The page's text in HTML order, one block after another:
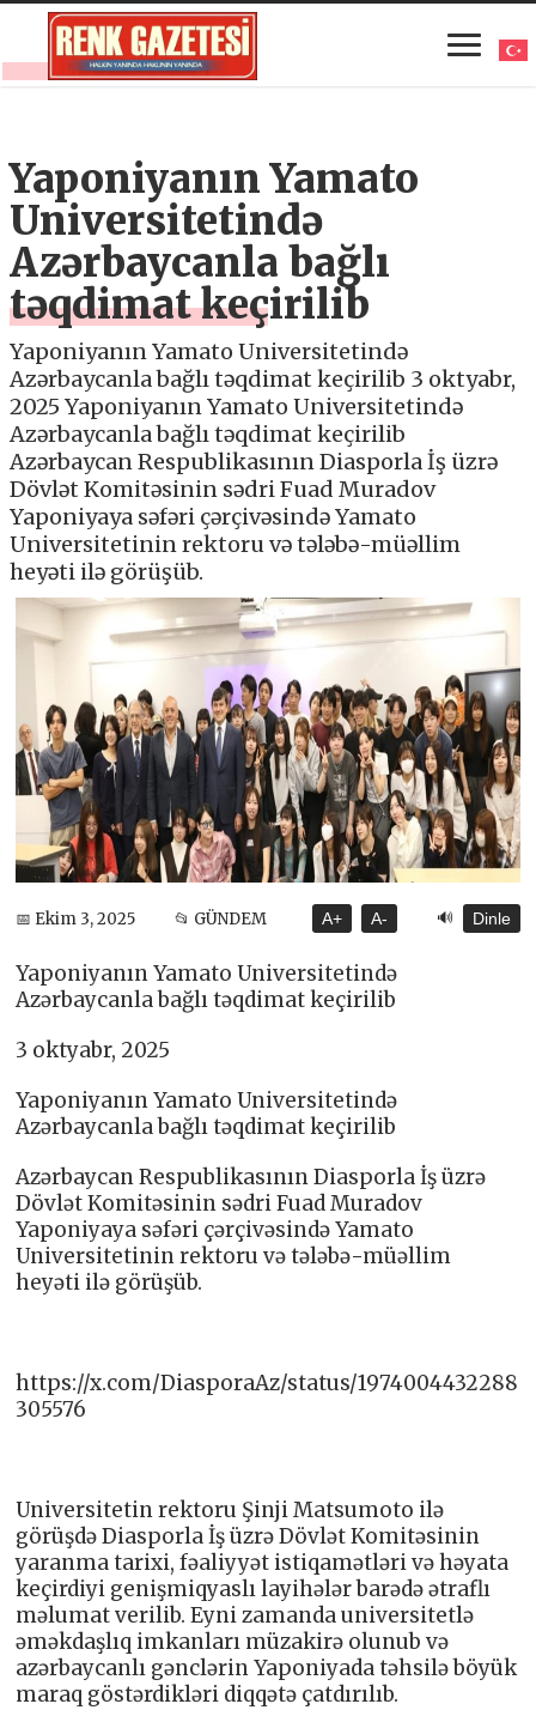
Yaponiyanın Yamato
Universitetində
Azərbaycanla bağlı
təqdimat keçirilib
Yaponiyanın Yamato Universitetində
Azərbaycanla bağlı təqdimat keçirilib 3 oktyabr,
2025 Yaponiyanın Yamato Universitetində
Azərbaycanla bağlı təqdimat keçirilib
Azərbaycan Respublikasının Diasporla İş üzrə
Dövlət Komitəsinin sədri Fuad Muradov
Yaponiyaya səfəri çərçivəsində Yamato
Universitetinin rektoru və tələbə-müəllim
heyəti ilə görüşüb.
📅 Ekim 3, 2025 📂 GÜNDEM A+ A- 🔊 Dinle
Yaponiyanın Yamato Universitetində
Azərbaycanla bağlı təqdimat keçirilib
3 oktyabr, 2025
Yaponiyanın Yamato Universitetində
Azərbaycanla bağlı təqdimat keçirilib
Azərbaycan Respublikasının Diasporla İş üzrə
Dövlət Komitəsinin sədri Fuad Muradov
Yaponiyaya səfəri çərçivəsində Yamato
Universitetinin rektoru və tələbə-müəllim
heyəti ilə görüşüb.
https://x.com/DiasporaAz/status/1974004432288
305576
Universitetin rektoru Şinji Matsumoto ilə
görüşdə Diasporla İş üzrə Dövlət Komitəsinin
yaranma tarixi, fəaliyyət istiqamətləri və həyata
keçirdiyi genişmiqyaslı layihələr barədə ətraflı
məlumat verilib. Eyni zamanda universitetlə
əməkdaşlıq imkanları müzakirə olunub və
azərbaycanlı gənclərin Yaponiyada təhsilə böyük
maraq göstərdikləri diqqətə çatdırılıb.